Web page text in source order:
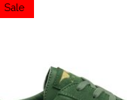
Sale